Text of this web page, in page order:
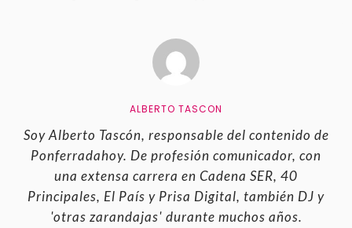
ALBERTO TASCON
Soy Alberto Tascón, responsable del contenido de
Ponferradahoy. De profesión comunicador, con
una extensa carrera en Cadena SER, 40
Principales, El País y Prisa Digital, también DJ y
'otras zarandajas' durante muchos años.